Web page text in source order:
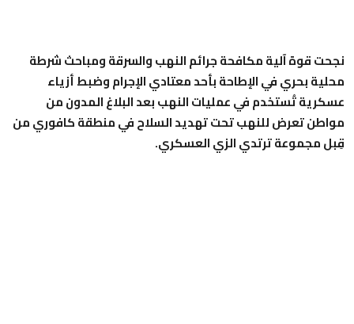
نجحت قوة آلية مكافحة جرائم النهب والسرقة ومباحث شرطة
محلية بحري في الإطاحة بأحد معتادي الإجرام وضبط أزياء
عسكرية تُستخدم في عمليات النهب بعد البلاغ المدون من
مواطن تعرض للنهب تحت تهديد السلاح في منطقة كافوري من
قِبل مجموعة ترتدي الزي العسكري.